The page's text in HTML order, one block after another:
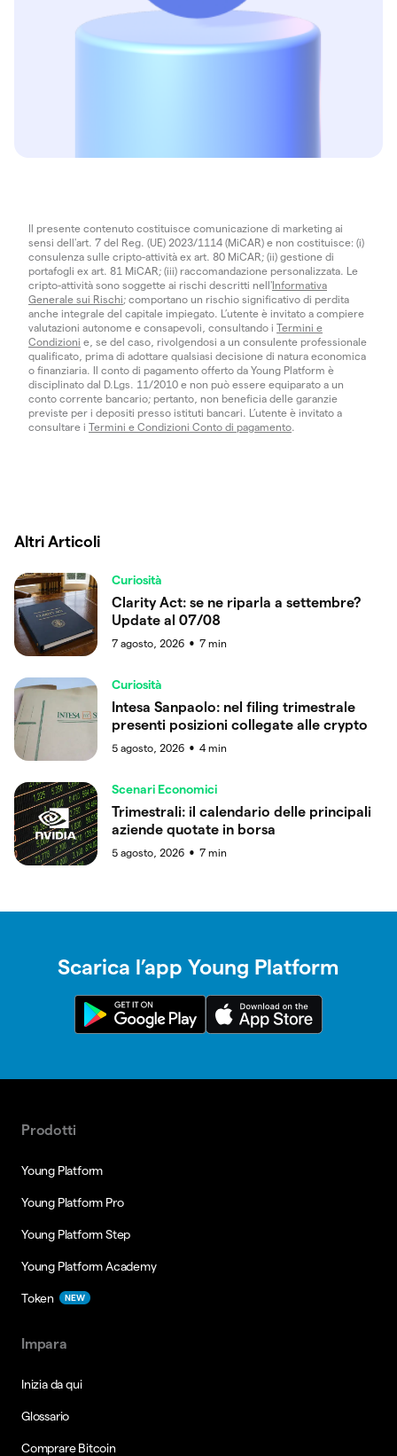
Il presente contenuto costituisce comunicazione di marketing ai
sensi dell'art. 7 del Reg. (UE) 2023/1114 (MiCAR) e non costituisce: (i)
consulenza sulle cripto-attività ex art. 80 MiCAR; (ii) gestione di
portafogli ex art. 81 MiCAR; (iii) raccomandazione personalizzata. Le
cripto-attività sono soggette ai rischi descritti nell'Informativa
Generale sui Rischi; comportano un rischio significativo di perdita
anche integrale del capitale impiegato. L’utente è invitato a compiere
valutazioni autonome e consapevoli, consultando i Termini e
Condizioni e, se del caso, rivolgendosi a un consulente professionale
qualificato, prima di adottare qualsiasi decisione di natura economica
o finanziaria. Il conto di pagamento offerto da Young Platform è
disciplinato dal D.Lgs. 11/2010 e non può essere equiparato a un
conto corrente bancario; pertanto, non beneficia delle garanzie
previste per i depositi presso istituti bancari. L’utente è invitato a
consultare i Termini e Condizioni Conto di pagamento.
Altri Articoli
Curiosità
Clarity Act: se ne riparla a settembre?
Update al 07/08
7 agosto, 2026 ● 7 min
Curiosità
Intesa Sanpaolo: nel filing trimestrale
presenti posizioni collegate alle crypto
5 agosto, 2026 ● 4 min
Scenari Economici
Trimestrali: il calendario delle principali
aziende quotate in borsa
5 agosto, 2026 ● 7 min
Scarica l’app Young Platform
Prodotti
Young Platform
Young Platform Pro
Young Platform Step
Young Platform Academy
Token NEW
Impara
Inizia da qui
Glossario
Comprare Bitcoin